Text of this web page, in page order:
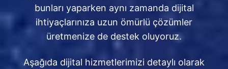
bunları yaparken aynı zamanda dijital
ihtiyaçlarınıza uzun ömürlü çözümler
üretmenize de destek oluyoruz.
Aşağıda dijital hizmetlerimizi detaylı olarak